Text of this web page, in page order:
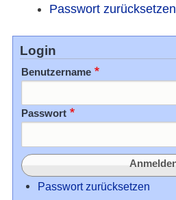
Passwort zurücksetzen
Login
Benutzername
Passwort
Passwort zurücksetzen